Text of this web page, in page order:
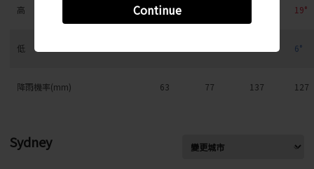
Continue
高 7° 19°
低 6°
降雨機率(mm) 63 77 137 127
Sydney